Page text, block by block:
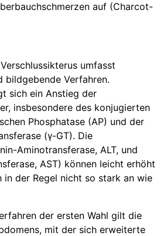
auf (Charcot-
umfasst
bildgebende Verfahren.
sich ein Anstieg der
insbesondere des konjugierten
Phosphatase (AP) und der
(γ-GT). Die
Aminotransferase, ALT, und
AST) können leicht erhöht
in der Regel nicht so stark an wie
der ersten Wahl gilt die
mit der sich erweiterte